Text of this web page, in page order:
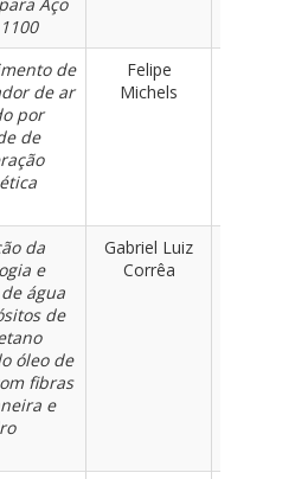
de
de ar
por
de
Felipe
Michels
da
e
água
de
óleo de
fibras
e
Gabriel Luiz
Corrêa